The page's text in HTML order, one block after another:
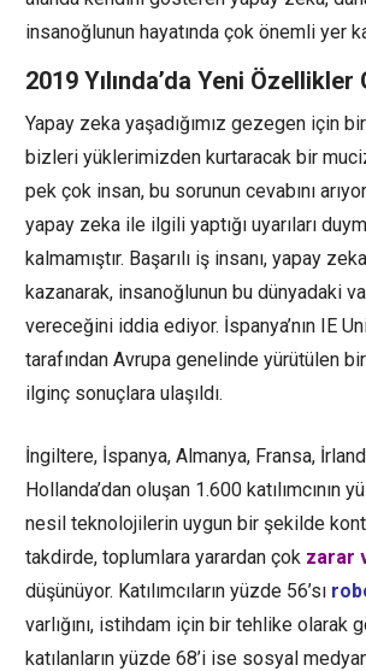
insanoğlunun hayatında çok önemli yer
2019 Yılında’da Yeni Özellikler
Yapay zeka yaşadığımız gezegen için
bizleri yüklerimizden kurtaracak bir
pek çok insan, bu sorunun cevabını
yapay zeka ile ilgili yaptığı uyarıları
kalmamıştır. Başarılı iş insanı, yapay
kazanarak, insanoğlunun bu dünyadaki
vereceğini iddia ediyor. İspanya’nın IE
tarafından Avrupa genelinde yürütülen
ilginç sonuçlara ulaşıldı.
İngiltere, İspanya, Almanya, Fransa,
Hollanda’dan oluşan 1.600 katılımcının
nesil teknolojilerin uygun bir şekilde
takdirde, toplumlara yarardan çok zarar
düşünüyor. Katılımcıların yüzde 56’sı
varlığını, istihdam için bir tehlike olarak
katılanların yüzde 68’i ise sosyal